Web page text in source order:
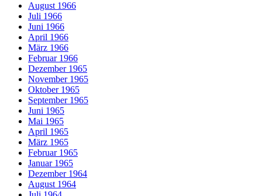
August 1966
Juli 1966
Juni 1966
April 1966
März 1966
Februar 1966
Dezember 1965
November 1965
Oktober 1965
September 1965
Juni 1965
Mai 1965
April 1965
März 1965
Februar 1965
Januar 1965
Dezember 1964
August 1964